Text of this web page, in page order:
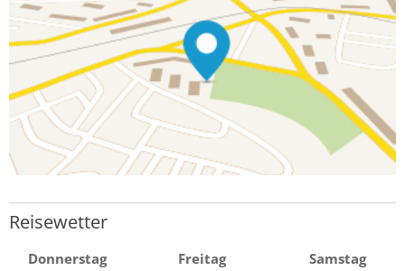
Reisewetter
Donnerstag
Freitag
Samstag